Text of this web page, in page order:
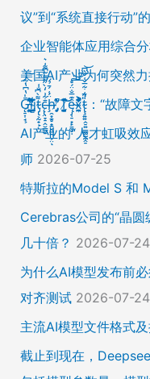
议”到“系统直接行动”
企业智能体应用综合
美国AI产业为何突然
Ḡ̵̨̠͎̘͕̍̔͆̔͋͑͠ļ̸͍͈͉̞̊̑̃̉̔̍̾̈̚į̵̡̙̯͇̲̱̯̱̒͂͋̄t̴̡̢͕̰̟̙͌̀͆̐͑c̶̨̢̤̞̠̭̮̳̼̠̄͋͗̒̀̋͂͌̃͆͌͑͛ḩ̶̯͙̱̥̟̱̘͖̱̤͕̤̈́͑́̄̉́ͅ ̸̡̡̛̜̣̝̓̀͛̇̂̚T̸̗̞̰̪̤̭͙̹͆̽̌̀̾͝͝ę̴̡̣̠͙̙̱̼̬̣̑͊̅̐̈́̊͠͝͠x̴̪̫͎̓͗͐̃̄̐̀͋͛͐t̴̢̧͍͍̭̠͍̳͚̫̼̭̠̎̋͑͋̅̌͑̌̏͆͘̚͝：“故障文
AI产业的“人才虹吸效
师 2026-07-25
特斯拉的Model S 和
Cerebras公司的“晶圆
几十倍？ 2026-07-24
为什么AI模型发布前
对齐测试 2026-07-24
主流AI模型文件格式
截止到现在，